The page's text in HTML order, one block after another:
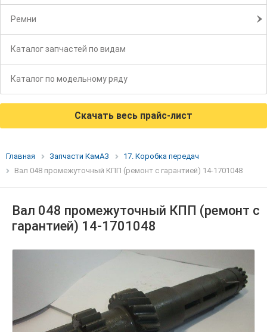
Ремни
Каталог запчастей по видам
Каталог по модельному ряду
Скачать весь прайс-лист
Главная Запчасти КамАЗ
17. Коробка передач
Вал 048 промежуточный КПП (ремонт с гарантией) 14-1701048
Вал 048 промежуточный КПП (ремонт с
гарантией) 14-1701048